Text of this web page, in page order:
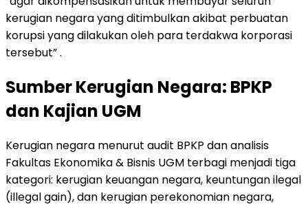
kerugian negara yang ditimbulkan akibat perbuatan
korupsi yang dilakukan oleh para terdakwa korporasi
tersebut” .
Sumber Kerugian Negara: BPKP
dan Kajian UGM
Kerugian negara menurut audit BPKP dan analisis
Fakultas Ekonomika & Bisnis UGM terbagi menjadi tiga
kategori: kerugian keuangan negara, keuntungan ilegal
(illegal gain), dan kerugian perekonomian negara,